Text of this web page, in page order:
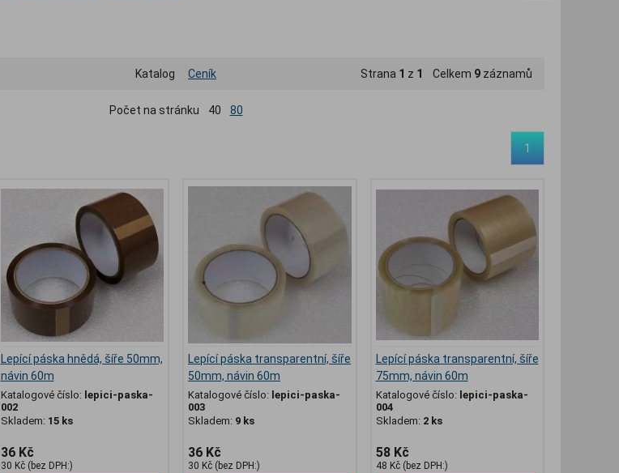
Katalog Ceník Strana 1 z 1 Celkem 9 záznamů
Počet na stránku 40 80
1
Lepící páska hnědá, šíře 50mm,
návin 60m
Katalogové číslo: lepici-paska-
002
Skladem: 15 ks
36 Kč
30 Kč (bez DPH:)
Lepící páska transparentní, šíře
50mm, návin 60m
Katalogové číslo: lepici-paska-
003
Skladem: 9 ks
36 Kč
30 Kč (bez DPH:)
Lepící páska transparentní, šíře
75mm, návin 60m
Katalogové číslo: lepici-paska-
004
Skladem: 2 ks
58 Kč
48 Kč (bez DPH:)